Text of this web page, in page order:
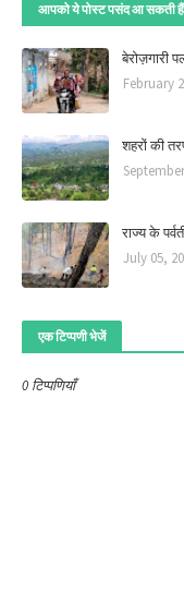
आपको ये पोस्ट पसंद आ सकती हैं
बेरोज़गारी
February
शहरों की
राज्य के
July 05,
एक टिप्पणी भेजें
0 टिप्पणियाँ